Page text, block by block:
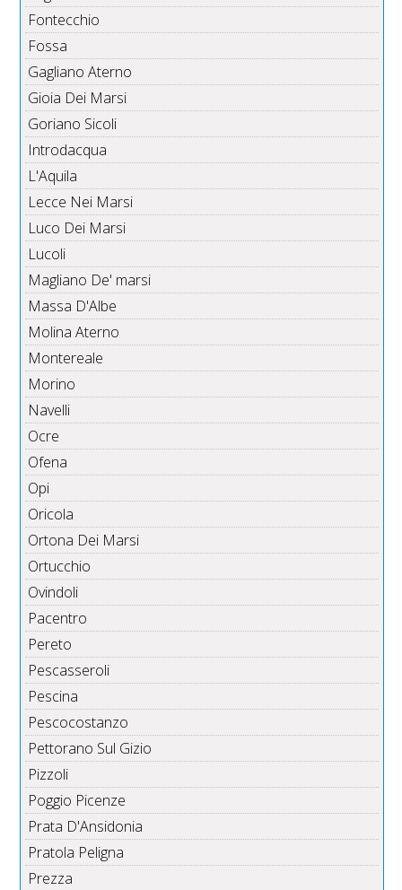
Fontecchio
Fossa
Gagliano Aterno
Gioia Dei Marsi
Goriano Sicoli
Introdacqua
L'Aquila
Lecce Nei Marsi
Luco Dei Marsi
Lucoli
Magliano De' marsi
Massa D'Albe
Molina Aterno
Montereale
Morino
Navelli
Ocre
Ofena
Opi
Oricola
Ortona Dei Marsi
Ortucchio
Ovindoli
Pacentro
Pereto
Pescasseroli
Pescina
Pescocostanzo
Pettorano Sul Gizio
Pizzoli
Poggio Picenze
Prata D'Ansidonia
Pratola Peligna
Prezza